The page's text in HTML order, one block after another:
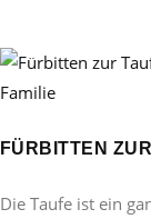
Familie
FÜRBITTEN
Die Taufe ist ein